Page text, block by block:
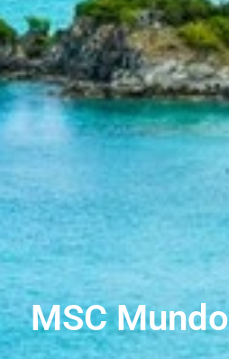
MSC